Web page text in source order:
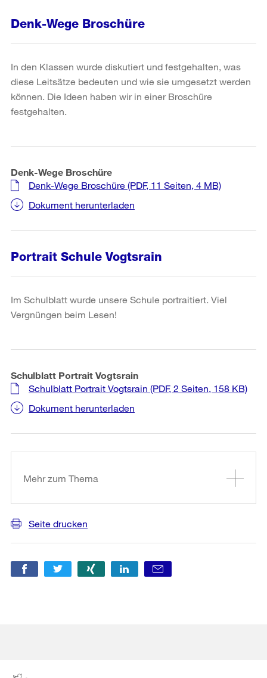
Denk-Wege Broschüre
In den Klassen wurde diskutiert und festgehalten, was
diese Leitsätze bedeuten und wie sie umgesetzt werden
können. Die Ideen haben wir in einer Broschüre
festgehalten.
Denk-Wege Broschüre
Denk-Wege Broschüre (PDF, 11 Seiten, 4 MB)
Dokument herunterladen
Portrait Schule Vogtsrain
Im Schulblatt wurde unsere Schule portraitiert. Viel
Vergnüngen beim Lesen!
Schulblatt Portrait Vogtsrain
Schulblatt Portrait Vogtsrain (PDF, 2 Seiten, 158 KB)
Dokument herunterladen
Informationen
Mehr zum Thema
Seite drucken